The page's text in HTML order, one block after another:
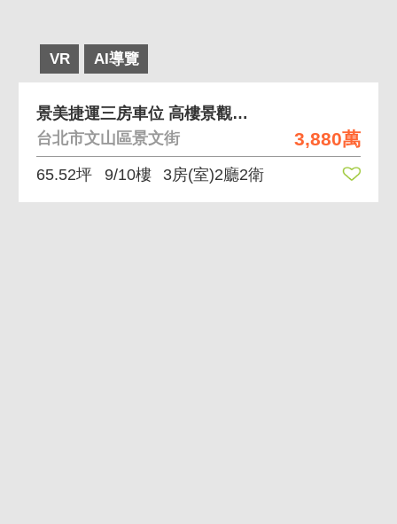
VR AI導覽
3,880萬
景美捷運三房車位 高樓景觀近捷運有管理三房雙車位
台北市文山區景文街
65.52坪 9/10樓 3房(室)2廳2衛